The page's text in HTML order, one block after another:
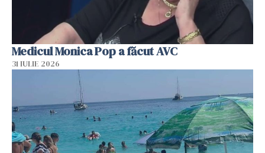
Medicul Monica Pop a făcut AVC
31 IULIE 2026